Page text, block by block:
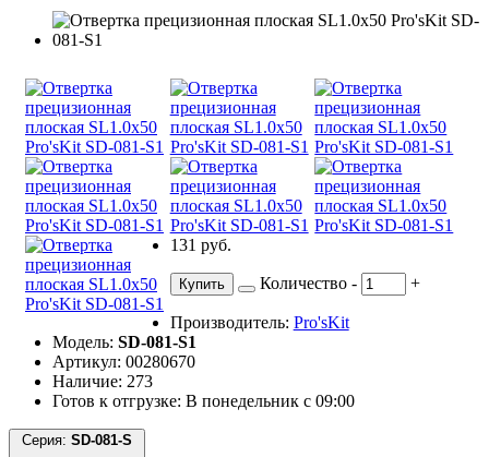
131 руб.
Купить Количество - +
Производитель: Pro'sKit
Модель: SD-081-S1
Артикул: 00280670
Наличие: 273
Готов к отгрузке: В понедельник с 09:00
Серия: